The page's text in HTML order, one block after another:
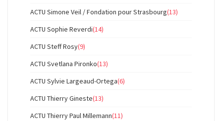
ACTU Simone Veil / Fondation pour Strasbourg(13)
ACTU Sophie Reverdi(14)
ACTU Steff Rosy(9)
ACTU Svetlana Pironko(13)
ACTU Sylvie Largeaud-Ortega(6)
ACTU Thierry Gineste(13)
ACTU Thierry Paul Millemann(11)